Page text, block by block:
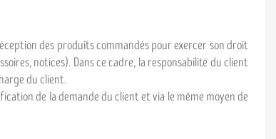
des produits commandés pour exercer son droit
notices). Dans ce cadre, la responsabilité du client
du client.
de la demande du client et via le même moyen de